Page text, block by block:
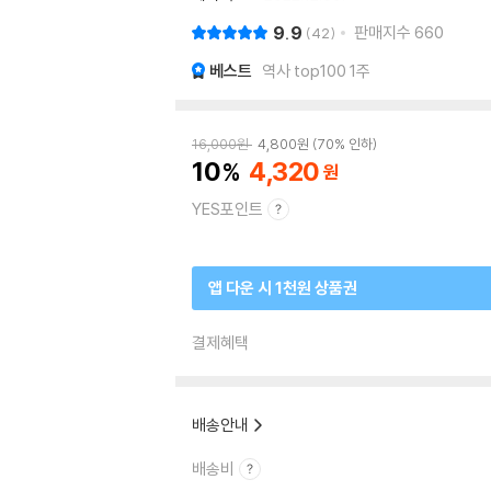
9.9 42 판매지수 660
베스트 역사 top100 1주
16,000원 4,800원 70% 인하
10 4,320
YES포인트
앱 다운 시 1천원 상품권
결제혜택
배송안내
배송비